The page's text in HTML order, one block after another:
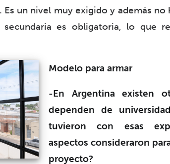
un nivel muy exigido y además no
es obligatoria, lo que
Modelo para armar
-En Argentina existen
dependen de
tuvieron con esas
aspectos consideraron
proyecto?